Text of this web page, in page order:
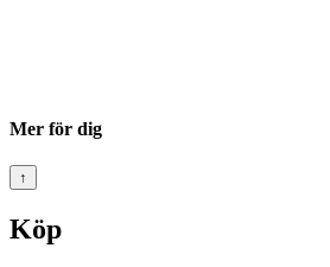
Mer för dig
↑
Köp